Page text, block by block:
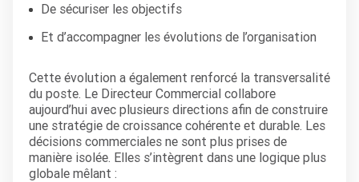
De sécuriser les objectifs
Et d’accompagner les évolutions de l’organisation
Cette évolution a également renforcé la transversalité
du poste. Le Directeur Commercial collabore
aujourd’hui avec plusieurs directions afin de construire
une stratégie de croissance cohérente et durable. Les
décisions commerciales ne sont plus prises de
manière isolée. Elles s’intègrent dans une logique plus
globale mêlant :